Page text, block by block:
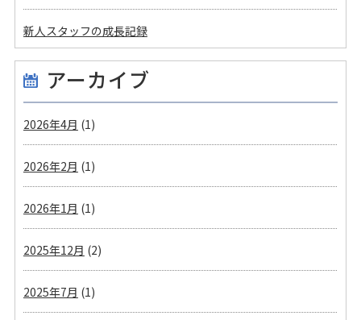
新人スタッフの成長記録
アーカイブ
2026年4月 (1)
2026年2月 (1)
2026年1月 (1)
2025年12月 (2)
2025年7月 (1)